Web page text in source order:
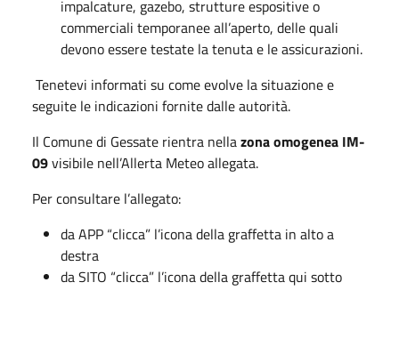
impalcature, gazebo, strutture espositive o
commerciali temporanee all’aperto, delle quali
devono essere testate la tenuta e le assicurazioni.
Tenetevi informati su come evolve la situazione e
seguite le indicazioni fornite dalle autorità.
Il Comune di Gessate rientra nellazona omogenea IM-
09visibile nell’Allerta Meteo allegata.
Per consultare l’allegato:
da APP “clicca” l’icona della graffetta in alto a
destra
da SITO “clicca” l’icona della graffetta qui sotto